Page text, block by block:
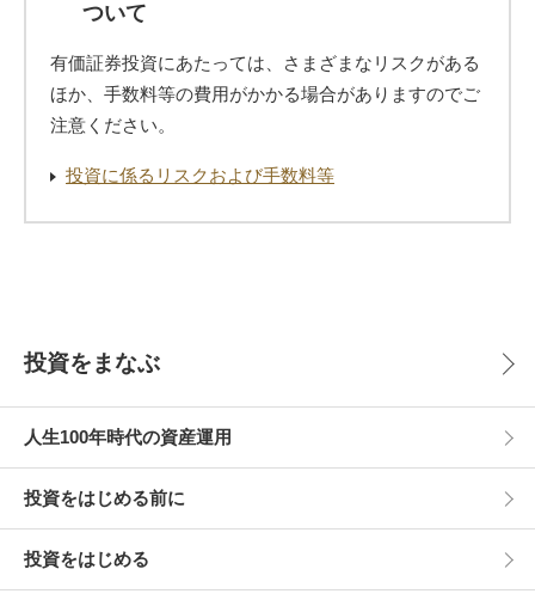
ついて
有価証券投資にあたっては、さまざまなリスクがある
ほか、手数料等の費用がかかる場合がありますのでご
注意ください。
投資に係るリスクおよび手数料等
投資をまなぶ
人生100年時代の資産運用
投資をはじめる前に
投資をはじめる